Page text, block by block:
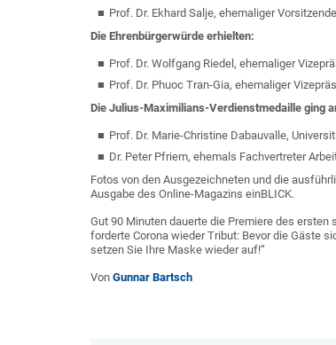
Prof. Dr. Ekhard Salje, ehemaliger
Die Ehrenbürgerwürde erhielten:
Prof. Dr. Wolfgang Riedel, ehemaliger
Prof. Dr. Phuoc Tran-Gia, ehemaliger
Die Julius-Maximilians-Verdienstmedaille ging
Prof. Dr. Marie-Christine Dabauvalle,
Dr. Peter Pfriem, ehemals Fachvertreter
Fotos von den Ausgezeichneten und die
Ausgabe des Online-Magazins einBLICK.
Gut 90 Minuten dauerte die Premiere des
forderte Corona wieder Tribut: Bevor die Gäste
setzen Sie Ihre Maske wieder auf!“
Von Gunnar Bartsch